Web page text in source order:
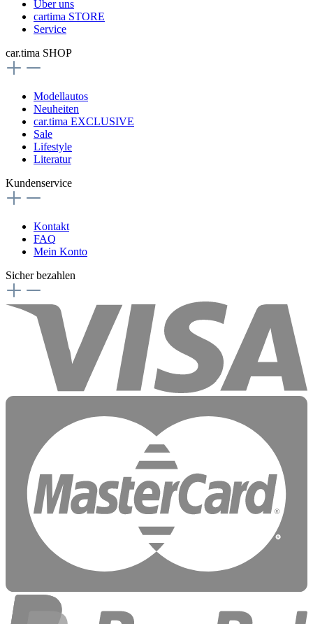
Über uns
cartima STORE
Service
car.tima SHOP
Modellautos
Neuheiten
car.tima EXCLUSIVE
Sale
Lifestyle
Literatur
Kundenservice
Kontakt
FAQ
Mein Konto
Sicher bezahlen